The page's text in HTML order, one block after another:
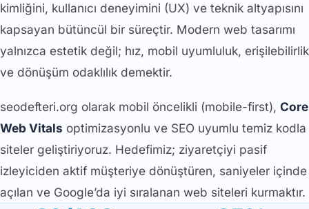
kimliğini, kullanıcı deneyimini (UX) ve teknik altyapısını
kapsayan bütüncül bir süreçtir. Modern web tasarımı
yalnızca estetik değil; hız, mobil uyumluluk, erişilebilirlik
ve dönüşüm odaklılık demektir.
seodefteri.org olarak mobil öncelikli (mobile-first), Core
Web Vitals optimizasyonlu ve SEO uyumlu temiz kodla
siteler geliştiriyoruz. Hedefimiz; ziyaretçiyi pasif
izleyiciden aktif müşteriye dönüştüren, saniyeler içinde
açılan ve Google’da iyi sıralanan web siteleri kurmaktır.